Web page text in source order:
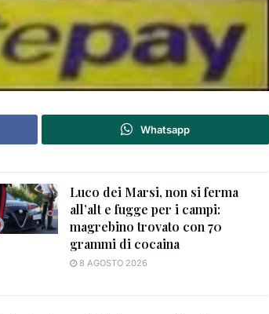
Whatsapp
Luco dei Marsi, non si ferma
all’alt e fugge per i campi:
magrebino trovato con 70
grammi di cocaina
8 AGOSTO 2026